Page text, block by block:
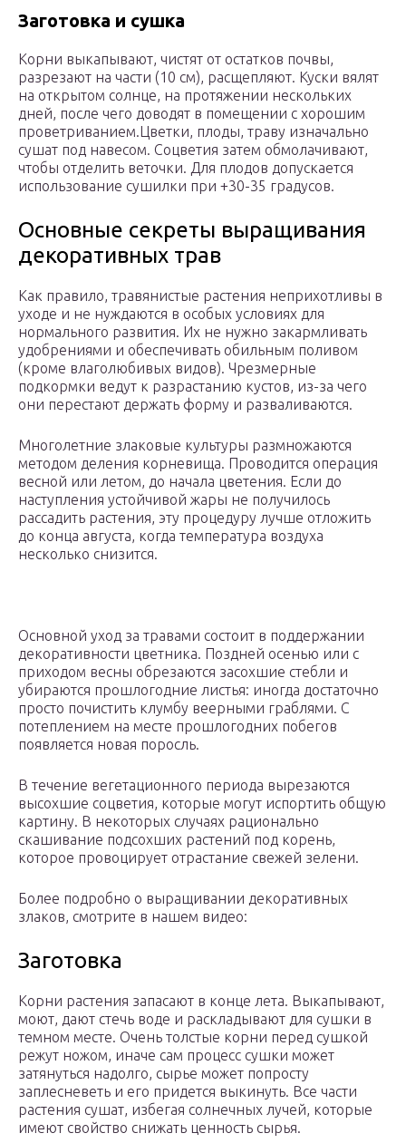
Заготовка и сушка
Корни выкапывают, чистят от остатков почвы,
разрезают на части (10 см), расщепляют. Куски вялят
на открытом солнце, на протяжении нескольких
дней, после чего доводят в помещении с хорошим
проветриванием.Цветки, плоды, траву изначально
сушат под навесом. Соцветия затем обмолачивают,
чтобы отделить веточки. Для плодов допускается
использование сушилки при +30-35 градусов.
Основные секреты выращивания
декоративных трав
Как правило, травянистые растения неприхотливы в
уходе и не нуждаются в особых условиях для
нормального развития. Их не нужно закармливать
удобрениями и обеспечивать обильным поливом
(кроме влаголюбивых видов). Чрезмерные
подкормки ведут к разрастанию кустов, из-за чего
они перестают держать форму и разваливаются.
Многолетние злаковые культуры размножаются
методом деления корневища. Проводится операция
весной или летом, до начала цветения. Если до
наступления устойчивой жары не получилось
рассадить растения, эту процедуру лучше отложить
до конца августа, когда температура воздуха
несколько снизится.
Основной уход за травами состоит в поддержании
декоративности цветника. Поздней осенью или с
приходом весны обрезаются засохшие стебли и
убираются прошлогодние листья: иногда достаточно
просто почистить клумбу веерными граблями. С
потеплением на месте прошлогодних побегов
появляется новая поросль.
В течение вегетационного периода вырезаются
высохшие соцветия, которые могут испортить общую
картину. В некоторых случаях рационально
скашивание подсохших растений под корень,
которое провоцирует отрастание свежей зелени.
Более подробно о выращивании декоративных
злаков, смотрите в нашем видео:
Заготовка
Корни растения запасают в конце лета. Выкапывают,
моют, дают стечь воде и раскладывают для сушки в
темном месте. Очень толстые корни перед сушкой
режут ножом, иначе сам процесс сушки может
затянуться надолго, сырье может попросту
заплесневеть и его придется выкинуть. Все части
растения сушат, избегая солнечных лучей, которые
имеют свойство снижать ценность сырья.